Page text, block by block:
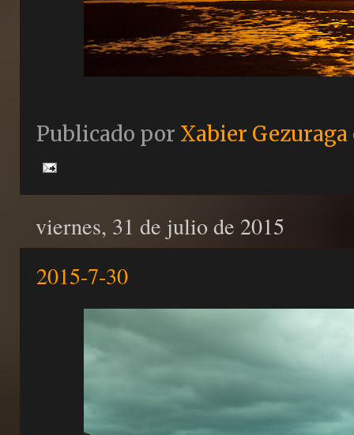
Publicado por Xabier Gezuraga
viernes, 31 de julio de 2015
2015-7-30